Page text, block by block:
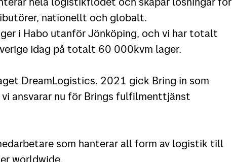
nationellt och globalt.
i Habo utanför Jönköping, och vi har totalt
idag på totalt 60 000kvm lager.
DreamLogistics. 2021 gick Bring in som
ansvarar nu för Brings fulfilmenttjänst
som hanterar all form av logistik till
worldwide.